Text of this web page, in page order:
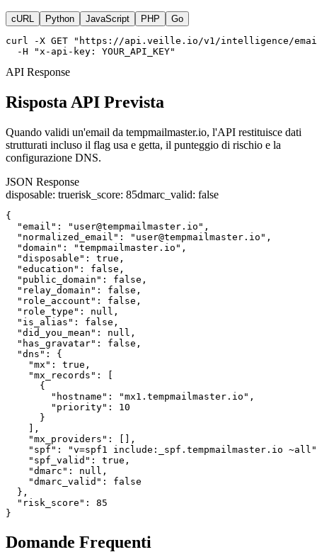
cURL Python JavaScript PHP Go
curl -X GET "https://api.veille.io/v1/intelligence/
  -H "x-api-key: YOUR_API_KEY"
API Response
Risposta API Prevista
Quando validi un'email da tempmailmaster.io, l'API restituisce dati
strutturati incluso il flag usa e getta, il punteggio di rischio e la
configurazione DNS.
JSON Response
disposable: truerisk_score: 85dmarc_valid: false
{
  "email": "user@tempmailmaster.io",
  "normalized_email": "user@tempmailmaster.io",
  "domain": "tempmailmaster.io",
  "disposable": true,
  "education": false,
  "public_domain": false,
  "relay_domain": false,
  "role_account": false,
  "role_type": null,
  "is_alias": false,
  "did_you_mean": null,
  "has_gravatar": false,
  "dns": {
    "mx": true,
    "mx_records": [
      {
        "hostname": "mx1.tempmailmaster.io",
        "priority": 10
      }
    ],
    "mx_providers": [],
"spf": "v=spf1 include:_spf.tempmailmaster.io
    "spf_valid": true,
    "dmarc": null,
    "dmarc_valid": false
  },
  "risk_score": 85
}
Domande Frequenti